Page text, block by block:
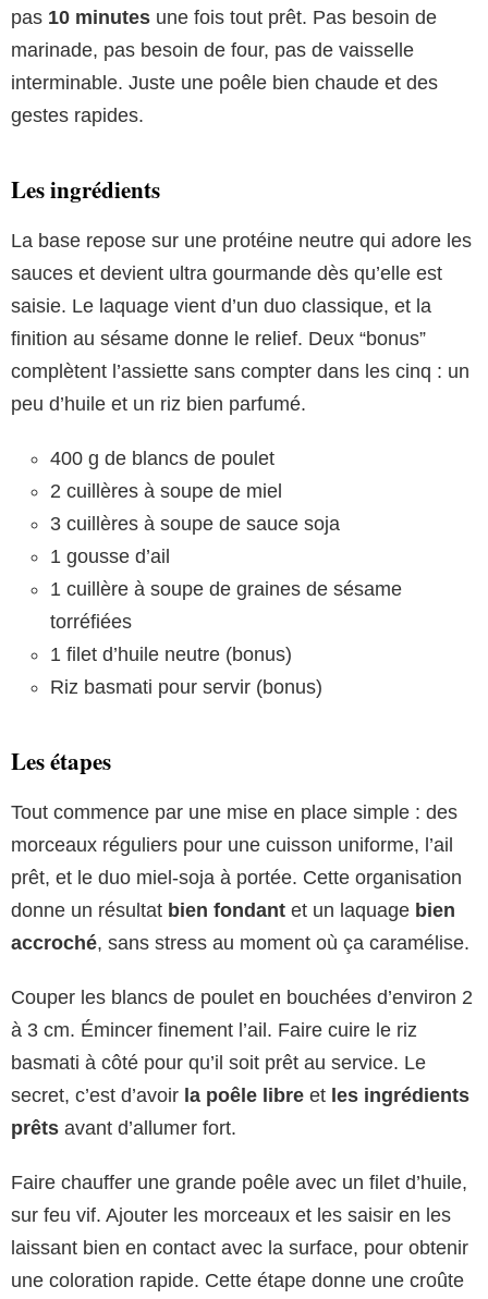
pas 10 minutes une fois tout prêt. Pas besoin de
marinade, pas besoin de four, pas de vaisselle
interminable. Juste une poêle bien chaude et des
gestes rapides.
Les ingrédients
La base repose sur une protéine neutre qui adore les
sauces et devient ultra gourmande dès qu’elle est
saisie. Le laquage vient d’un duo classique, et la
finition au sésame donne le relief. Deux “bonus”
complètent l’assiette sans compter dans les cinq : un
peu d’huile et un riz bien parfumé.
400 g de blancs de poulet
2 cuillères à soupe de miel
3 cuillères à soupe de sauce soja
1 gousse d’ail
1 cuillère à soupe de graines de sésame
torréfiées
1 filet d’huile neutre (bonus)
Riz basmati pour servir (bonus)
Les étapes
Tout commence par une mise en place simple : des
morceaux réguliers pour une cuisson uniforme, l’ail
prêt, et le duo miel-soja à portée. Cette organisation
donne un résultat bien fondant et un laquage bien
accroché, sans stress au moment où ça caramélise.
Couper les blancs de poulet en bouchées d’environ 2
à 3 cm. Émincer finement l’ail. Faire cuire le riz
basmati à côté pour qu’il soit prêt au service. Le
secret, c’est d’avoir la poêle libre et les ingrédients
prêts avant d’allumer fort.
Faire chauffer une grande poêle avec un filet d’huile,
sur feu vif. Ajouter les morceaux et les saisir en les
laissant bien en contact avec la surface, pour obtenir
une coloration rapide. Cette étape donne une croûte